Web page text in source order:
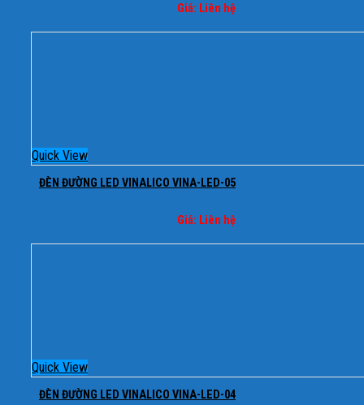
Giá: Liên hệ
Quick View
ĐÈN ĐƯỜNG LED VINALICO VINA-LED-05
Giá: Liên hệ
Quick View
ĐÈN ĐƯỜNG LED VINALICO VINA-LED-04